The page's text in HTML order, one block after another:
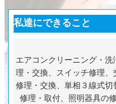
私達にできること
エアコンクリーニング・
理・交換、スイッチ修理
修理・交換、単相３線式
修理・取付、照明器具の